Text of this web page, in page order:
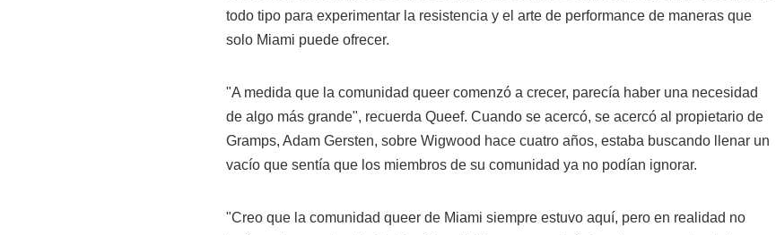
todo tipo para experimentar la resistencia y el arte de performance de maneras que
solo Miami puede ofrecer.
"A medida que la comunidad queer comenzó a crecer, parecía haber una necesidad
de algo más grande", recuerda Queef. Cuando se acercó, se acercó al propietario de
Gramps, Adam Gersten, sobre Wigwood hace cuatro años, estaba buscando llenar un
vacío que sentía que los miembros de su comunidad ya no podían ignorar.
"Creo que la comunidad queer de Miami siempre estuvo aquí, pero en realidad no